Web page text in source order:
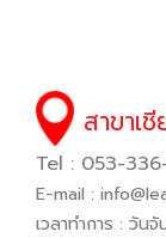
สาขาเ
Tel : 053-
E-mail :
เวลาทำการ : วัน